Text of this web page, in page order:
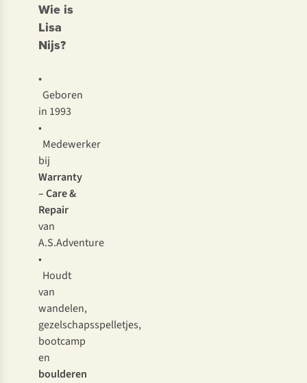
Wie is
Lisa
Nijs?
•
Geboren
in 1993
•
Medewerker
bij
Warranty
– Care &
Repair
van
A.S.Adventure
•
Houdt
van
wandelen,
gezelschapsspelletjes,
bootcamp
en
boulderen